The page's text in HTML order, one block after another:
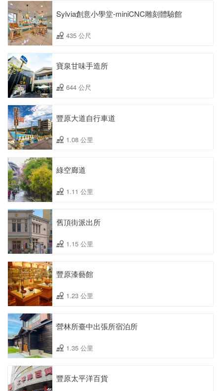
Sylvia創意小學堂-miniCNC雕刻體驗館
435 公尺
寶泉甘味手造所
644 公尺
豐原大道自行車道
1.08 公里
綠空廊道
1.11 公里
舊頂街派出所
1.15 公里
豐原漆藝館
1.23 公里
營林所臺中出張所宿泊所
1.35 公里
豐原太平洋百貨